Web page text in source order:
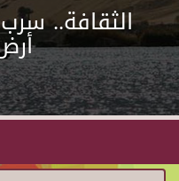
الثقافة..